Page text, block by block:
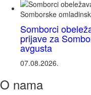
Somborci
prijave za
avgusta
07.08.2026.
O nama